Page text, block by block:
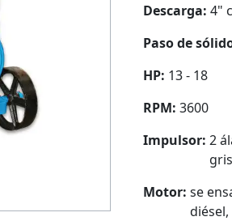
Descarga: 4"
Paso de
HP: 13 - 18
RPM: 3600
Impulsor: 2
Motor: se